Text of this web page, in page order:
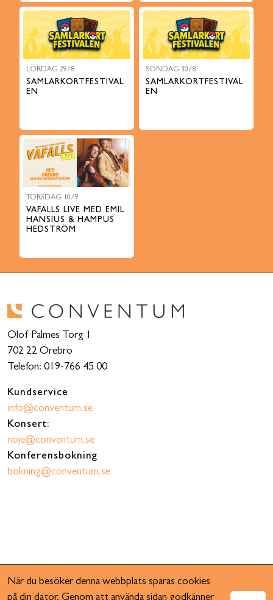
LÖRDAG 29/8
SAMLARKORTFESTIVAL
EN
SÖNDAG 30/8
SAMLARKORTFESTIVAL
EN
TORSDAG 10/9
VAFALLS LIVE MED EMIL
HANSIUS & HAMPUS
HEDSTRÖM
Olof Palmes Torg 1
702 22 Örebro
Telefon: 019-766 45 00
Kundservice
info@conventum.se
Konsert:
noje@conventum.se
Konferensbokning
bokning@conventum.se
När du besöker denna webbplats sparas cookies